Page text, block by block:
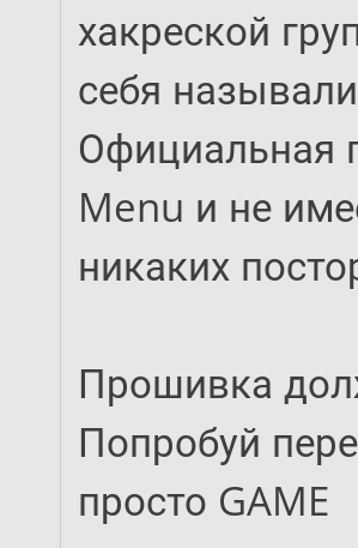
хакреской
себя
Официальная
Menu и не
никаких
Прошивка
Попробуй
просто GAME